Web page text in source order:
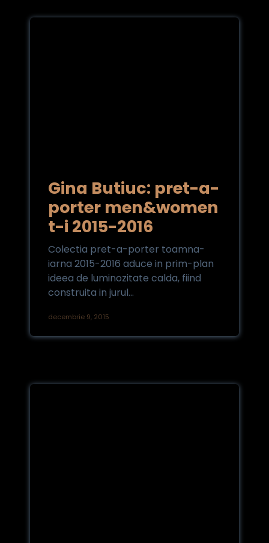
Gina Butiuc: pret-a-
porter men&women
t-i 2015-2016
Colectia pret-a-porter toamna-
iarna 2015-2016 aduce in prim-plan
ideea de luminozitate calda, fiind
construita in jurul...
decembrie 9, 2015